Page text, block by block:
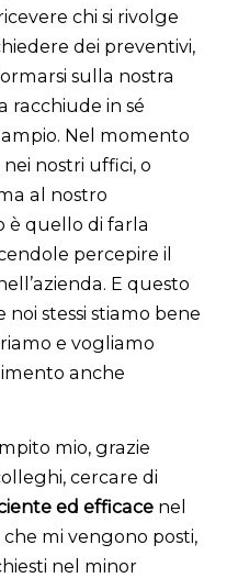
chi si rivolge
dei preventivi,
sulla nostra
racchiude in sé
Nel momento
nostri uffici, o
al nostro
è quello di farla
percepire il
E questo
stessi stiamo bene
e vogliamo
anche
mio, grazie
cercare di
ed efficacenel
mi vengono posti,
nel minor